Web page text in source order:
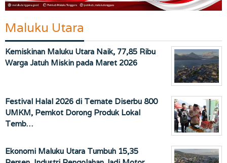
Maluku Utara
Kemiskinan Maluku Utara Naik, 77,85 Ribu
Warga Jatuh Miskin pada Maret 2026
Festival Halal 2026 di Ternate Diserbu 800
UMKM, Pemkot Dorong Produk Lokal
Temb…
Ekonomi Maluku Utara Tumbuh 15,35